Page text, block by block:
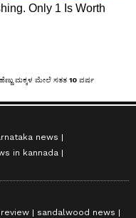
news
in kannada
sandalwood news